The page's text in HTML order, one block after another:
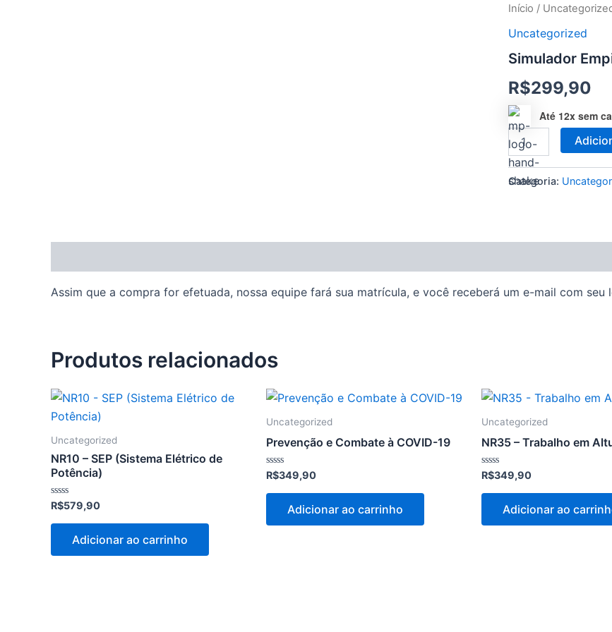
Início /
Uncategorized
Simulador
R$299,90
Até 12x sem
Simulador
NR
quantidade
Categoria:
Assim que a compra for efetuada, nossa equipe fará sua matrícula, e você receberá um e-mail com seu
Produtos relacionados
Uncategorized
NR10 – SEP (Sistema Elétrico de
Potência)
Avaliação
de
R$579,90
Adicionar ao carrinho
Uncategorized
Prevenção e Combate à COVID-19
Avaliação
de
R$349,90
Adicionar ao carrinho
Uncategorized
NR35 – Trabalho em
Avaliação
de
R$349,90
Adicionar ao